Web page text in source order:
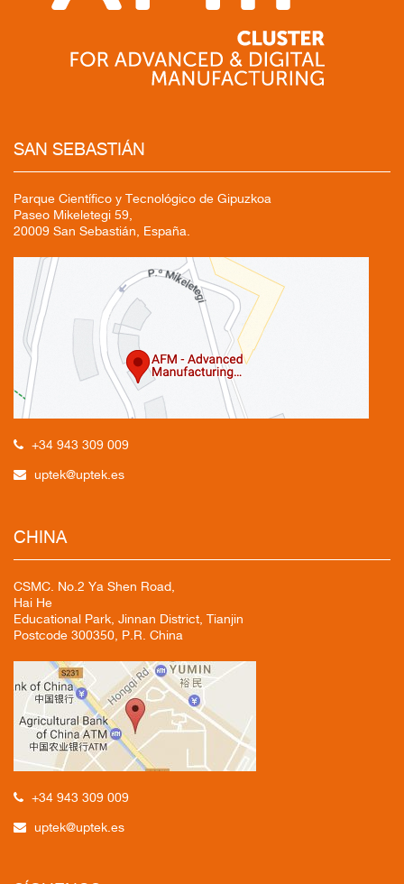
SAN SEBASTIÁN
Parque Científico y Tecnológico de Gipuzkoa
Paseo Mikeletegi 59,
20009 San Sebastián, España.
+34 943 309 009
uptek@uptek.es
CHINA
CSMC. No.2 Ya Shen Road,
Hai He
Educational Park, Jinnan District, Tianjin
Postcode 300350, P.R. China
+34 943 309 009
uptek@uptek.es